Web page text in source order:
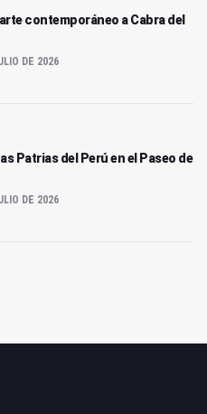
contemporáneo a Cabra del
DE 2026
Patrias del Perú en el Paseo de
DE 2026